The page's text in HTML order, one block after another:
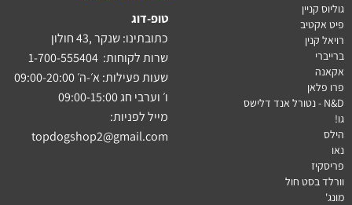
גוליוס קניין
פיט אקטיב
רויאל קנין
ברייברי
אקאנה
פרו פלאן
N&D - נטורל אנד דלישס
גו!
הילס
נאו
פריסקיז
וורלד בסט חול
מונג'
טופ-דוג
כתובתינו: שנקר ,43 חולון
שרות לקוחות: 1-700-555404
שעות פעילות: א׳-ה׳ 09:00-20:00
ו׳ וערבי חג 09:00-15:00
מייל לפניות:
topdogshop2@gmail.com